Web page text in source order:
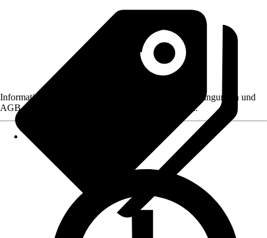
Informationen des Verkäufers, wie z. B. Rückgabebedingungen und
AGB, finden Sie bei Klick auf den Verkäufernamen.